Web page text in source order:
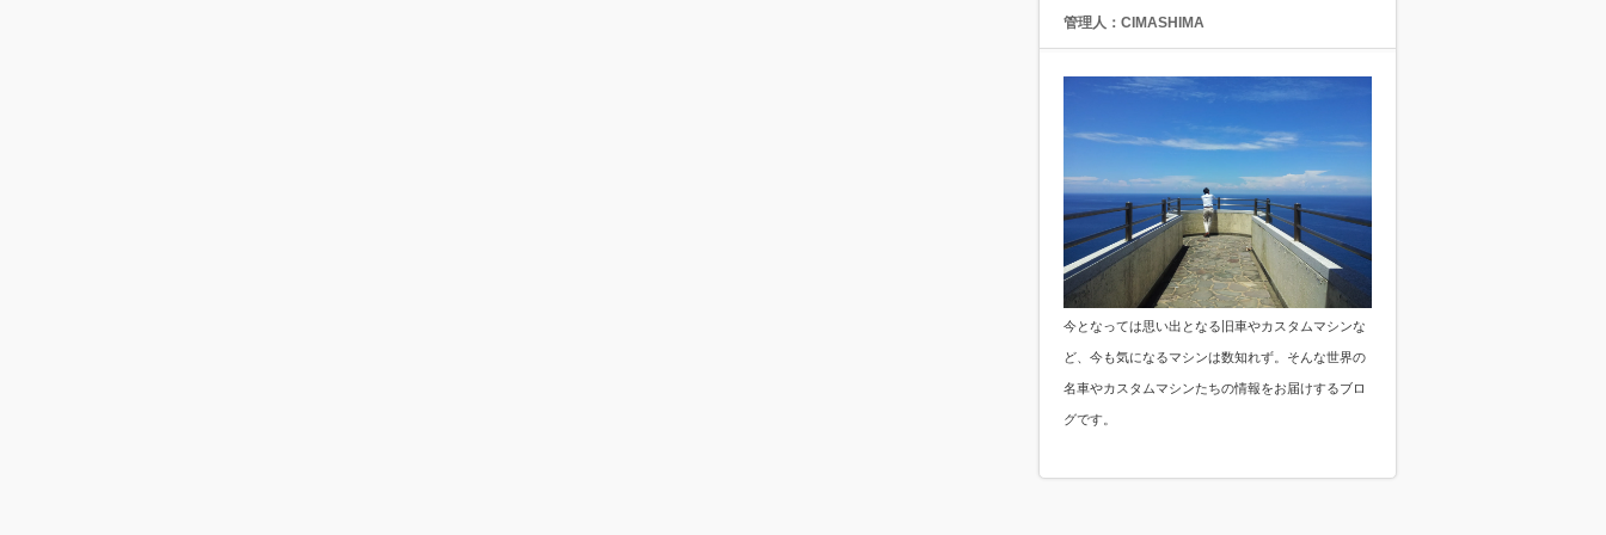
管理人：CIMASHIMA
今となっては思い出となる旧車やカスタムマシンな
ど、今も気になるマシンは数知れず。そんな世界の
名車やカスタムマシンたちの情報をお届けするブロ
グです。